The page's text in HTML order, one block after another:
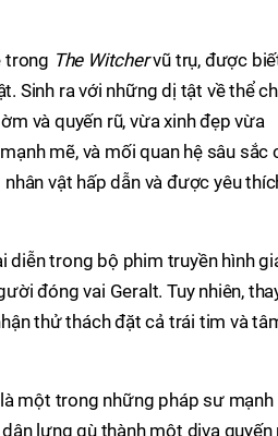
trong The Witchervũ trụ, được
Sinh ra với những dị tật về thể
và quyến rũ, vừa xinh đẹp vừa
mẽ, và mối quan hệ sâu sắc
vật hấp dẫn và được yêu
trong bộ phim truyền hình
đóng vai Geralt. Tuy nhiên,
thử thách đặt cả trái tim và
một trong những pháp sư mạnh
lưng gù thành một diva quyến